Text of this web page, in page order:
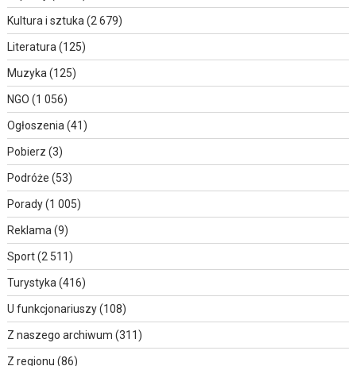
Kultura i sztuka (2 679)
Literatura (125)
Muzyka (125)
NGO (1 056)
Ogłoszenia (41)
Pobierz (3)
Podróże (53)
Porady(1 005)
Reklama (9)
Sport(2 511)
Turystyka (416)
U funkcjonariuszy(108)
Z naszego archiwum (311)
Z regionu (86)